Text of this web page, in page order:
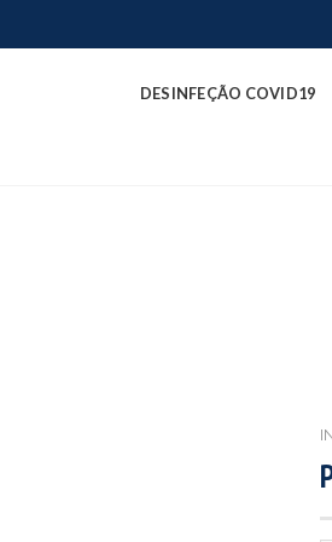
DESINFEÇÃO COVID19